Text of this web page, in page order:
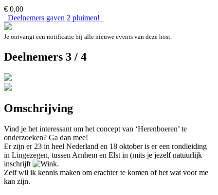
€ 0,00
Deelnemers gaven 2 pluimen!
Je ontvangt een notificatie bij alle nieuwe events van deze host.
Deelnemers 3 / 4
Omschrijving
Vind je het interessant om het concept van ‘Herenboeren’ te
onderzoeken? Ga dan mee!
Er zijn er 23 in heel Nederland en 18 oktober is er een rondleiding
in Lingezegen, tussen Arnhem en Elst in (mits je jezelf natuurlijk
inschrijft
.
Zelf wil ik kennis maken om erachter te komen of het wat voor me
kan zijn.